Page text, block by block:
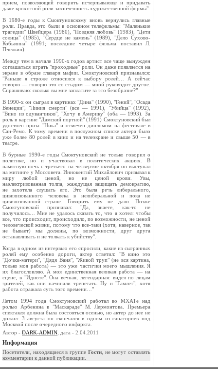
прием, позволяющий говорить исчерпывающе и придавать
даже крохотной роли законченность художественной формы".
В 1980-е годы к Смоктуновскому вновь вернулись главные
роли. Правда, это были в основном телефильмы: "Маленькие
трагедии" Швейцера (1980), "Поздняя любовь" (1983), "Дети
солнца" (1985), "Сердце не камень" (1989), "Дело Сухово-
Кобылина" (1991; последние четыре фильма поставил Л.
Пчелкин).
Между тем в начале 1990-х годов артист все чаще вынужден
соглашаться играть "проходные" роли. Он даже появляется на
экране в образе главаря мафии. Смоктуновский признавался:
"Раньше я строже относился к выбору ролей… А сейчас
говорю — говорю это со стыдом — мной руководит другое.
Спрашиваю: сколько вы мне заплатите за это безобразие?"
В 1990-х он сыграл в картинах "Дина" (1990), "Гений", "Осада
Венеции", "Линия смерти" (все — 1991), "Убийца" (1992),
"Вино из одуванчиков", "Хочу в Америку" (оба — 1993). За
роль в картине "Дамский портной" (1991) Смоктуновский был
удостоен приза "Ника" и отмечен дипломом на фестивале в
Сан-Ремо. К тому времени в послужном списке актера было
уже более 80 ролей в кино и на телеэкране и свыше 50 — в
театре.
В бурные 1990-е годы Смоктуновский не только говорил о
политике, но и участвовал в политических акциях. В
памятную ночь с третьего на четвертое октября он выступал
на митинге у Моссовета. Иннокентий Михайлович призывал к
миру любой ценой, но не ценой крови. Увы,
наэлектризованная толпа, жаждущая защищать демократию,
не захотела слушать его. Это была речь либерального,
цивилизованного человека в нелиберальной и пока не
цивилизованной стране. Говорить ему не дали. Позже
Смоктуновский признавал: "Да, знаете, как-то не
получилось… Мне не удалось сказать то, что я хотел: чтобы
все, что происходит, происходило, по возможности, не ценой
человеческой жизни, потому что все-таки (хотя, наверное, так
не бывает) мы должны, по возможности, друг друга
останавливать и не толкать к убийству".
Когда в одном из интервью его спросили, какие из сыгранных
ролей ему особенно дороги, актер ответил: "В кино это
"Дочки-матери", "Дядя Ваня", "Живой труп" (не вся картина,
только моя работа) — это уже частички моего мышления. Я
их благословляю. А моя единственная великая работа — на
сцене, в "Идиоте". Она вечная, легендарная: видел по лицам
зрителей, как они начинали трепетать. Ну и "Гамлет", хотя
работа отражала суть того времени…"
Летом 1994 года Смоктуновский работал во МХАТе над
ролью Арбенина в "Маскараде" М. Лермонтова. Премьера
спектакля должна была состояться осенью, но актер до нее не
дожил: 3 августа он скончался в одном из санаториев под
Москвой после очередного инфаркта.
Автор - DARK-ADMIN , дата - 2.04.2011
Информация
Посетители, находящиеся в группе Гости, не могут оставлять
комментарии к данной публикации.